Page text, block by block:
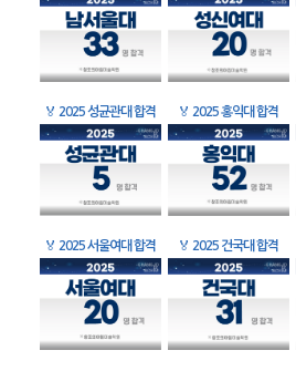
🏅 2025 성균관대 합격 🏅 2025 홍익대 합격
🏅 2025 서울여대 합격 🏅 2025 건국대 합격